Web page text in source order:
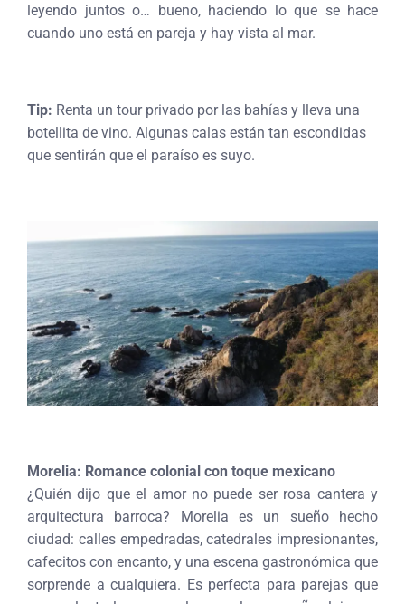
leyendo juntos o… bueno, haciendo lo que se hace
cuando uno está en pareja y hay vista al mar.
Tip: Renta un tour privado por las bahías y lleva una
botellita de vino. Algunas calas están tan escondidas
que sentirán que el paraíso es suyo.
Morelia: Romance colonial con toque mexicano
¿Quién dijo que el amor no puede ser rosa cantera y
arquitectura barroca? Morelia es un sueño hecho
ciudad: calles empedradas, catedrales impresionantes,
cafecitos con encanto, y una escena gastronómica que
sorprende a cualquiera. Es perfecta para parejas que